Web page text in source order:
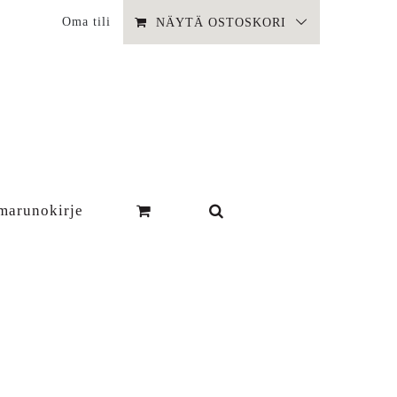
Oma tili NÄYTÄ OSTOSKORI